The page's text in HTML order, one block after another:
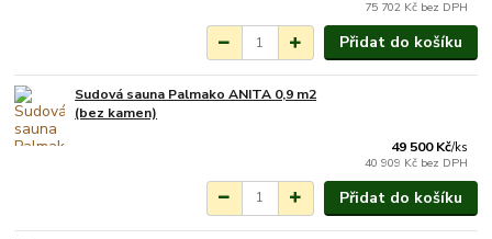
75 702 Kč bez DPH
Přidat do košíku
Sudová sauna Palmako ANITA 0,9 m2
(bez kamen)
49 500 Kč/ks
40 909 Kč bez DPH
Přidat do košíku